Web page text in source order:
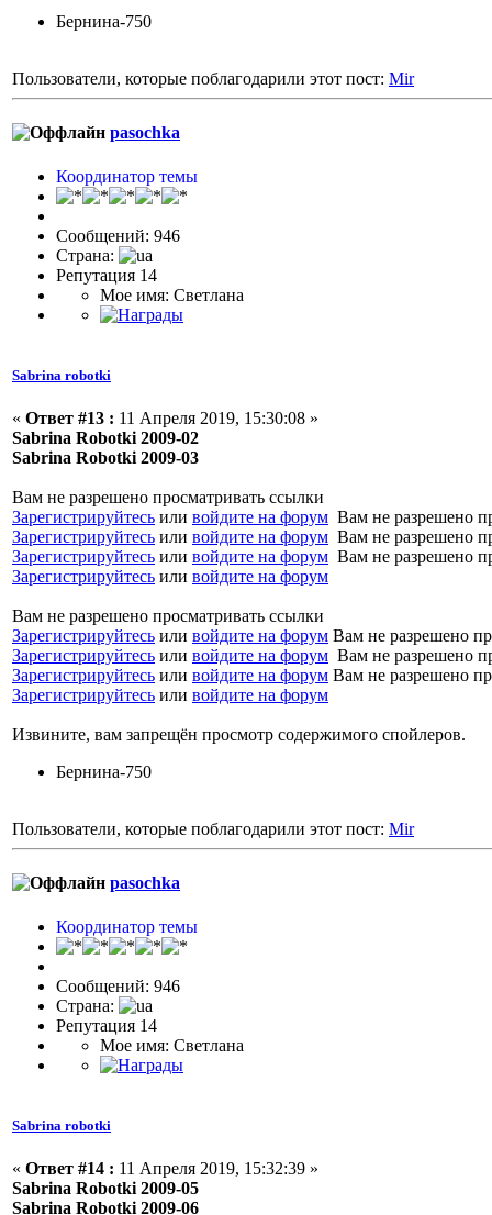
Бернина-750
Пользователи, которые поблагодарили этот пост: Mir
pasochka
Координатор темы
Сообщений: 946
Страна:
Репутация 14
Мое имя: Светлана
Sabrina robotki
« Ответ #13 : 11 Апреля 2019, 15:30:08 »
Sabrina Robotki 2009-02
Sabrina Robotki 2009-03
Вам не разрешено просматривать ссылки
Зарегистрируйтесь или войдите на форум Вам не разрешено
Зарегистрируйтесь или войдите на форум Вам не разрешено
Зарегистрируйтесь или войдите на форум Вам не разрешено
Зарегистрируйтесь или войдите на форум
Вам не разрешено просматривать ссылки
Зарегистрируйтесь или войдите на форум Вам не разрешено
Зарегистрируйтесь или войдите на форум Вам не разрешено
Зарегистрируйтесь или войдите на форум Вам не разрешено
Зарегистрируйтесь или войдите на форум
Извините, вам запрещён просмотр содержимого спойлеров.
Бернина-750
Пользователи, которые поблагодарили этот пост: Mir
pasochka
Координатор темы
Сообщений: 946
Страна:
Репутация 14
Мое имя: Светлана
Sabrina robotki
« Ответ #14 : 11 Апреля 2019, 15:32:39 »
Sabrina Robotki 2009-05
Sabrina Robotki 2009-06